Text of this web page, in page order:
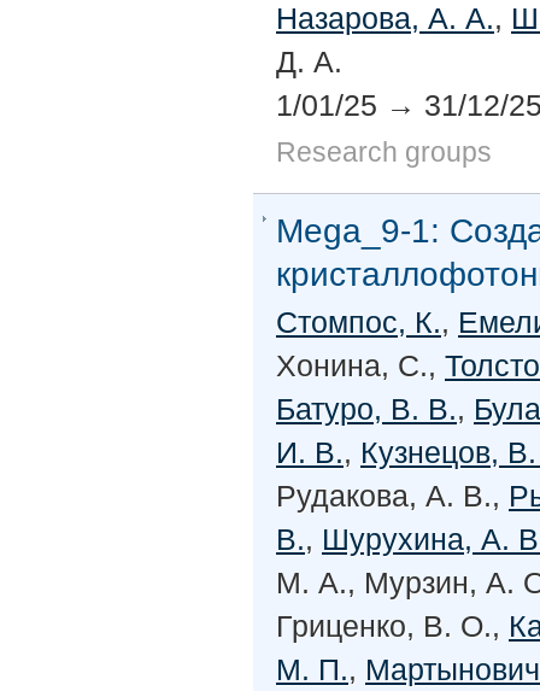
Назарова, А. А.,
Д. А.
1/01/25 → 31/12/
Research groups
Mega_9-1:
Стомпос, К.,
Хонина, С.,
Батуро, В. В.,
И. В., Кузнецов,
Рудакова, А. В.,
В., Шурухина, А.
М. А., Мурзин, А.
Гриценко, В. О.,
М. П.,